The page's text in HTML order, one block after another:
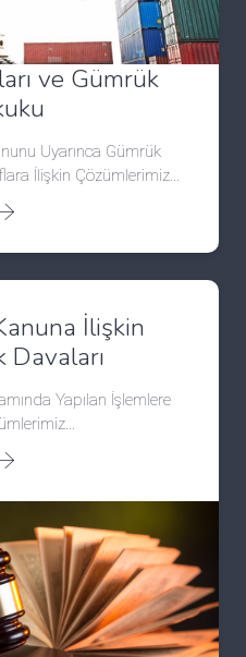
ve Gümrük
Uyarınca Gümrük
İlişkin Çözümlerimiz...
İlişkin
Davaları
Yapılan İşlemlere